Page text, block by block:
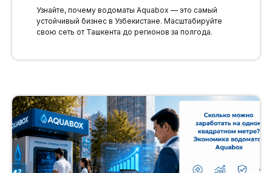
Узнайте, почему водоматы Aquabox — это самый
устойчивый бизнес в Узбекистане. Масштабируйте
свою сеть от Ташкента до регионов за полгода.